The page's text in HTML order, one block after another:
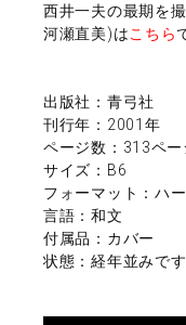
西井一夫の最期を
河瀬直美)はこちら
出版社：青弓社
刊行年：2001年
ページ数：313ペー
サイズ：B6
フォーマット：ハ
言語：和文
付属品：カバー
状態：経年並みです